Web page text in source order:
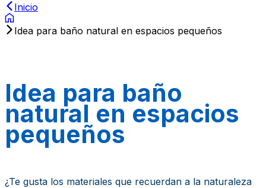
Inicio
Idea para baño natural en espacios pequeños
Idea para baño
natural en espacios
pequeños
¿Te gusta los materiales que recuerdan a la naturaleza